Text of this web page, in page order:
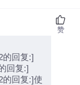
的回复:]
回复:]
的回复:]使
赞